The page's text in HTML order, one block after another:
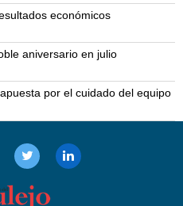
económicos
aniversario en julio
por el cuidado del equipo